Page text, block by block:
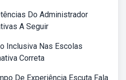
Do Administrador
A Seguir
Inclusiva Nas Escolas
Correta
De Experiência Escuta Fala